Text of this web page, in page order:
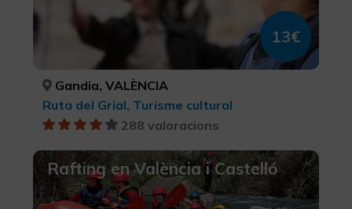
13€
Gandia, VALÈNCIA
Ruta del Grial, Turisme cultural
288 valoracions
Rafting en València i Castelló